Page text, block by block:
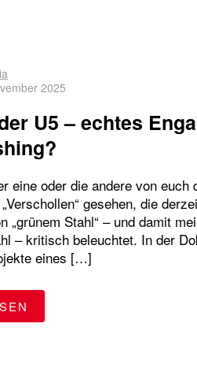
U5 – echtes
2025
eine oder die andere von euch
gesehen, die
„grünem Stahl“ – und damit
– kritisch beleuchtet. In der
eines […]